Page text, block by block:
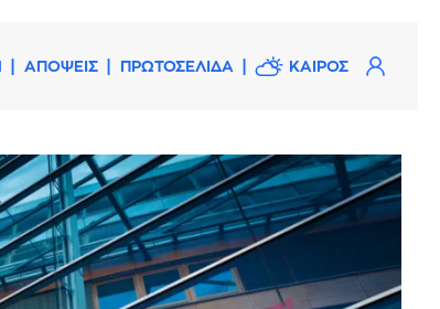
ΑΠΟΨΕΙΣ ΠΡΩΤΟΣΕΛΙΔΑ ΚΑΙΡΟΣ